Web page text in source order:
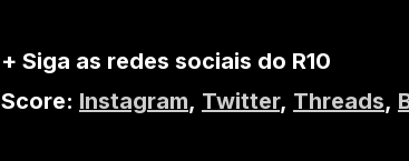
+ Siga as redes sociais do R10
Score: Instagram, Twitter, Threads,